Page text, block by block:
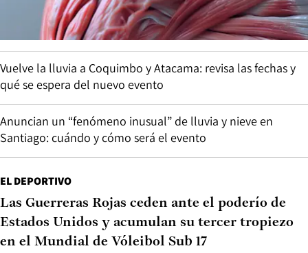
Vuelve la lluvia a Coquimbo y Atacama: revisa las fechas y
qué se espera del nuevo evento
Anuncian un “fenómeno inusual” de lluvia y nieve en
Santiago: cuándo y cómo será el evento
EL DEPORTIVO
Las Guerreras Rojas ceden ante el poderío de
Estados Unidos y acumulan su tercer tropiezo
en el Mundial de Vóleibol Sub 17